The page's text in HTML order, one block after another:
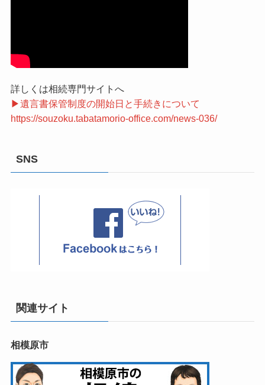
詳しくは相続専門サイトへ
▶遺言書保管制度の開始日と手続きについて
https://souzoku.tabatamorio-office.com/news-036/
SNS
関連サイト
相模原市